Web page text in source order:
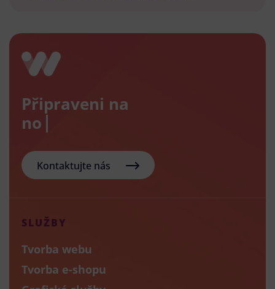
Připraveni na
nový e-
Kontaktujte nás
SLUŽBY
Tvorba webu
Tvorba e-shopu